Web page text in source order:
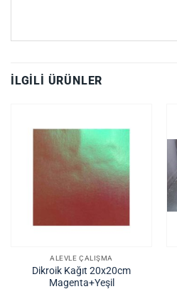
İLGILI ÜRÜNLER
ALEVLE ÇALIŞMA
Dikroik Kağıt 20x20cm
Magenta+Yeşil